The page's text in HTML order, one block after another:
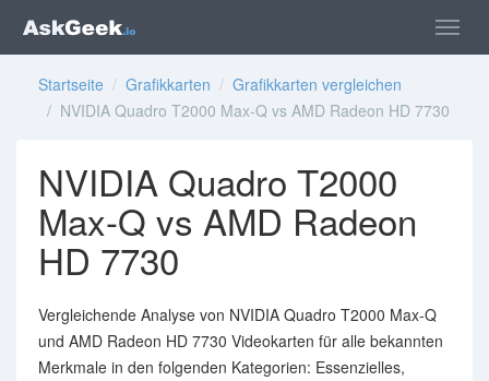
Startseite / Grafikkarten / Grafikkarten vergleichen
/ NVIDIA Quadro T2000 Max-Q vs AMD Radeon HD 7730
NVIDIA Quadro T2000
Max-Q vs AMD Radeon
HD 7730
Vergleichende Analyse von NVIDIA Quadro T2000 Max-Q
und AMD Radeon HD 7730 Videokarten für alle bekannten
Merkmale in den folgenden Kategorien: Essenzielles,